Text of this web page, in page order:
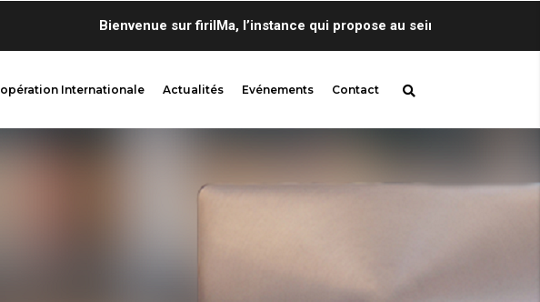
Bienvenue sur firilMa, l’instance qui propose au sein de Centre de
Internationale Actualités Evénements Contact